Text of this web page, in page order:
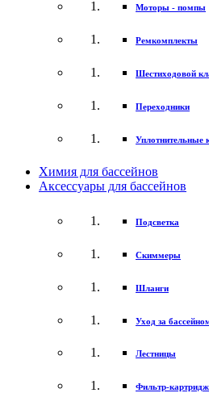
Моторы - помпы
Ремкомплекты
Шестиходовой
Переходники
Уплотнительные
Химия для бассейнов
Аксессуары для бассейнов
Подсветка
Скиммеры
Шланги
Уход за
Лестницы
Фильтр-